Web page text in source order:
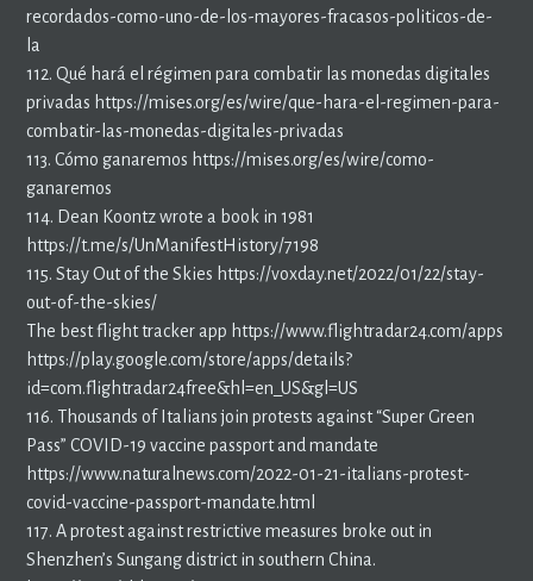
recordados-como-uno-de-los-mayores-fracasos-politicos-de-
la
112. Qué hará el régimen para combatir las monedas digitales
privadas https://mises.org/es/wire/que-hara-el-regimen-para-
combatir-las-monedas-digitales-privadas
113. Cómo ganaremos https://mises.org/es/wire/como-
ganaremos
114. Dean Koontz wrote a book in 1981
https://t.me/s/UnManifestHistory/7198
115. Stay Out of the Skies https://voxday.net/2022/01/22/stay-
out-of-the-skies/
The best flight tracker app https://www.flightradar24.com/apps
https://play.google.com/store/apps/details?
id=com.flightradar24free&hl=en_US&gl=US
116. Thousands of Italians join protests against “Super Green
Pass” COVID-19 vaccine passport and mandate
https://www.naturalnews.com/2022-01-21-italians-protest-
covid-vaccine-passport-mandate.html
117. A protest against restrictive measures broke out in
Shenzhen’s Sungang district in southern China.